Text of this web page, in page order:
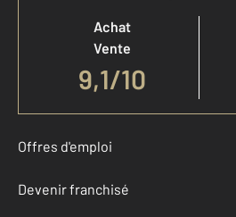
Achat
Vente
9,1/10
Offres d'emploi
Devenir franchisé